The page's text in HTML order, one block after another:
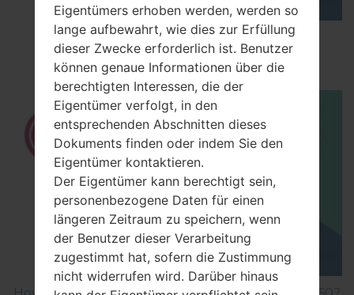
How to Enable Developer Options & USB
Debugging on LG ?
Eigentümers erhoben werden, werden so
lange aufbewahrt, wie dies zur Erfüllung
dieser Zwecke erforderlich ist. Benutzer
können genaue Informationen über die
berechtigten Interessen, die der
Eigentümer verfolgt, in den
entsprechenden Abschnitten dieses
Dokuments finden oder indem Sie den
Eigentümer kontaktieren.
Der Eigentümer kann berechtigt sein,
personenbezogene Daten für einen
längeren Zeitraum zu speichern, wenn
der Benutzer dieser Verarbeitung
zugestimmt hat, sofern die Zustimmung
nicht widerrufen wird. Darüber hinaus